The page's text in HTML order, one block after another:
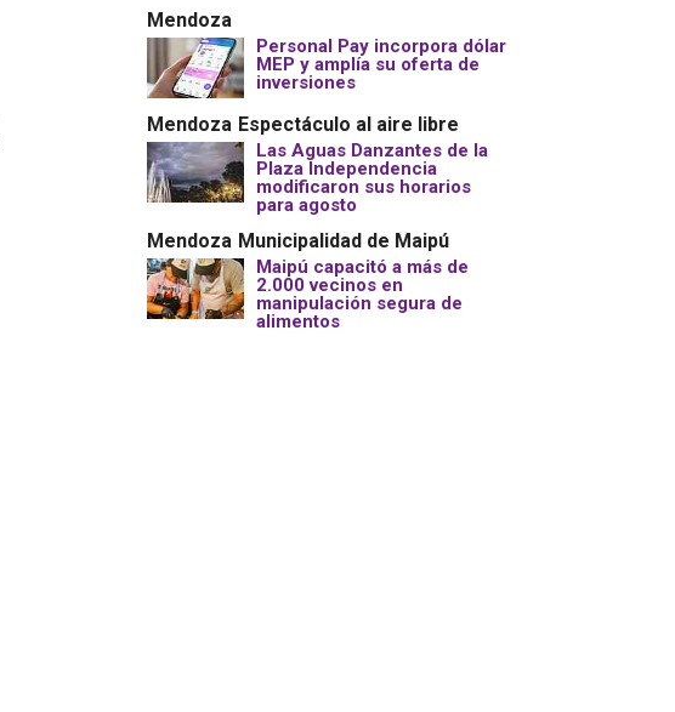
Mendoza
Personal Pay incorpora dólar
MEP y amplía su oferta de
inversiones
Mendoza Espectáculo al aire libre
Las Aguas Danzantes de la
Plaza Independencia
modificaron sus horarios
para agosto
Mendoza Municipalidad de Maipú
Maipú capacitó a más de
2.000 vecinos en
manipulación segura de
alimentos